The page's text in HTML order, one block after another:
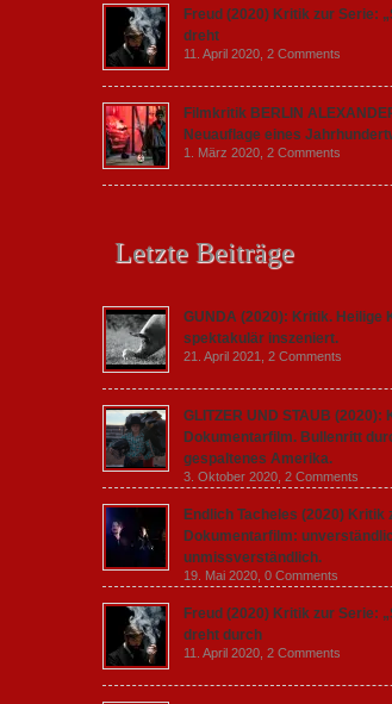
Freud (2020) Kritik zur Serie:
dreht
11. April 2020, 2 Comments
Filmkritik BERLIN
Neuauflage eines
1. März 2020, 2 Comments
Letzte Beiträge
GUNDA (2020): Kritik. Heilige
spektakulär inszeniert.
21. April 2021, 2 Comments
GLITZER UND STAUB (2020):
Dokumentarfilm. Bullenritt
gespaltenes Amerika.
3. Oktober 2020, 2 Comments
Endlich Tacheles (2020) Kritik
Dokumentarfilm:
unmissverständlich.
19. Mai 2020, 0 Comments
Freud (2020) Kritik zur Serie:
dreht durch
11. April 2020, 2 Comments